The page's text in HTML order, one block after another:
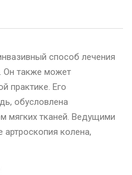
способ лечения
Он также может
практике. Его
обусловлена
мягких тканей. Ведущими
артроскопия колена,